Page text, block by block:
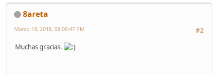
8areta
#2
Marzo 18, 2018, 08:00:47 PM
Muchas gracias.